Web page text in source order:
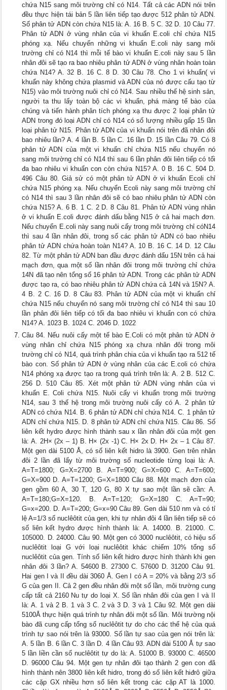
chứa N15 sang môi trường chỉ có N14. Tất cả các ADN nói trên
đều thực hiện tái bản 5 lần liên tiếp tạo được 512 phân tử ADN.
Số phân tử ADN còn chứa N15 là: A. 16 B. 5 C. 32 D. 10 Câu 77.
Phân tử ADN ở vùng nhân của vi khuẩn E.coli chỉ chứa N15
phóng xạ. Nếu chuyển những vi khuẩn E.coli này sang môi
trường chỉ có N14 thì mỗi tế bào vi khuẩn E.coli này sau 5 lần
nhân đôi sẽ tạo ra bao nhiêu phân tử ADN ở vùng nhân hoàn toàn
chứa N14? A. 32 B. 16 C. 8 D. 30 Câu 78. Cho 1 vi khuẩn( vi
khuẩn này không chứa plasmid và ADN của nó được cấu tạo từ
N15) vào môi trường nuôi chỉ có N14. Sau nhiều thế hệ sinh sản,
người ta thu lấy toàn bộ các vi khuẩn, phá màng tế bào của
chúng và tiến hành phân tích phóng xạ thu được 2 loại phân tử
ADN trong đó loại ADN chỉ có N14 có số lượng nhiều gấp 15 lần
loại phân tử N15. Phân tử ADN của vi khuẩn nói trên đã nhân đôi
bao nhiêu lần? A. 4 lần B. 5 lần C. 16 lần D. 15 lần Câu 79. Có 8
phân tử ADN của một vi khuẩn chỉ chứa N15 nếu chuyển nó
sang môi trường chỉ có N14 thì sau 6 lần phân đôi liên tiếp có tối
đa bao nhiêu vi khuẩn con còn chứa N15? A. 0 B. 16 C. 504 D.
496 Câu 80. Giả sử có một phân tử ADN ở vi khuẩn Ecoli chỉ
chứa N15 phóng xạ. Nếu chuyển Ecoli này sang môi trường chỉ
có N14 thì sau 3 lần nhân đôi sẽ có bao nhiêu phân tử ADN còn
chứa N15? A. 6 B. 1 C. 2 D. 8 Câu 81. Phân tử ADN vùng nhân
ở vi khuẩn E.coli được đánh dấu bằng N15 ở cả hai mạch đơn.
Nếu chuyển E.coli này sang nuôi cấy trong môi trường chỉ cóN14
thì sau 4 lần nhân đôi, trong số các phân tử ADN có bao nhiêu
phân tử ADN chứa hoàn toàn N14? A. 10 B. 16 C. 14 D. 12 Câu
82. Từ một phân tử ADN ban đầu được đánh dấu 15N trên cả hai
mạch đơn, qua một số lần nhân đôi trong môi trường chỉ chứa
14N đã tạo nên tổng số 16 phân tử ADN. Trong các phân tử ADN
được tạo ra, có bao nhiêu phân tử ADN chứa cả 14N và 15N? A.
4 B. 2 C. 16 D. 8 Câu 83. Phân tử ADN của một vi khuẩn chỉ
chứa N15 nếu chuyển nó sang môi trường chỉ có N14 thì sau 10
lần phân đôi liên tiếp có tối đa bao nhiêu vi khuẩn con có chứa
N14? A. 1023 B. 1024 C. 2046 D. 1022
Câu 84. Nếu nuôi cấy một tế bào E.Coli có một phân tử ADN ở
vùng nhân chỉ chứa N15 phóng xạ chưa nhân đôi trong môi
trường chỉ có N14, quá trình phân chia của vi khuẩn tạo ra 512 tế
bào con. Số phân tử ADN ở vùng nhân của các E.coli có chứa
N14 phóng xạ được tạo ra trong quá trình trên là: A. 2 B. 512 C.
256 D. 510 Câu 85. Xét một phân tử ADN vùng nhân của vi
khuẩn E. Coli chứa N15. Nuôi cấy vi khuẩn trong môi trường
N14, sau 3 thế hệ trong môi trường nuôi cấy có A. 2 phân tử
ADN có chứa N14. B. 6 phân tử ADN chỉ chứa N14. C. 1 phân tử
ADN chỉ chứa N15. D. 8 phân tử ADN chỉ chứa N15. Câu 86. Số
liên kết hydro được hình thành sau x lần nhân đôi của một gen
là: A. 2H× (2x – 1) B. H× (2x -1) C. H× 2x D. H× 2x – 1 Câu 87.
Một gen dài 5100 Å, có số liên kết hidro là 3900. Gen trên nhân
đôi 2 lần đã lấy từ môi trường số nucleotide từng loại là: A.
A=T=1800; G=X=2700 B. A=T=900; G=X=600 C. A=T=600;
G=X=900 D. A=T=1200; G=X=1800 Câu 88. Một mạch đơn của
gen gồm 60 A, 30 T, 120 G, 80 X tự sao một lần sẽ cần: A.
A=T=180;G=X=120. B. A=T=120; G=X=180 C. A=T=90;
G=x=200. D. A=T=200; G=x=90 Câu 89. Gen dài 510 nm và có tỉ
lệ A=1/3 số nuclêôtit của gen, khi tự nhân đôi 4 lần liên tiếp sẽ có
số liên kết hydro được hình thành là: A. 14000. B. 21000. C.
105000. D. 24000. Câu 90. Một gen có 3000 nuclêôtit, có hiệu số
nuclêôtit loại G với loại nuclêôtit khác chiếm 10% tổng số
nuclêôtit của gen. Tính số liên kết hidro được hình thành khi gen
nhân đôi 3 lần? A. 54600 B. 27300 C. 57600 D. 31200 Câu 91.
Hai gen I và II đều dài 3060 Å. Gen I có A = 20% và bằng 2/3 số
G của gen II. Cả 2 gen đều nhân đôi một số lần, môi trường cung
cấp tất cả 2160 Nu tự do loại X. Số lần nhân đôi của gen I và II
là: A. 1 và 2 B. 1 và 3 C. 2 và 3 D. 3 và 1 Câu 92. Một gen dài
5100Å thực hiện quá trình tự nhân đôi một số lần. Môi trường nội
bào đã cung cấp tổng số nuclêôtit tự do cho các thế hệ của quá
trình tự sao nói trên là 93000. Số lần tự sao của gen nói trên là:
A. 5 lần B. 6 lần C. 3 lần D. 4 lần Câu 93. ADN dài 5100 Å tự sao
5 lần liền cần số nuclêôtit tự do là: A. 51000 B. 93000 C. 46500
D. 96000 Câu 94. Một gen tự nhân đôi tạo thành 2 gen con đã
hình thành nên 3800 liên kết hidro, trong đó số liên kết hiđrô giữa
các cặp GX nhiều hơn số liên kết trong các cặp AT là 1000.